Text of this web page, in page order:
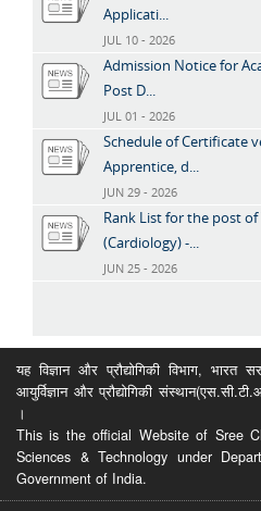
Applicati...
JUL 10 - 2026
Admission Notice for
Post D...
JUL 01 - 2026
Schedule of Certificate
Apprentice, d...
JUN 29 - 2026
Rank List for the post
(Cardiology) -...
JUN 25 - 2026
यह विज्ञान और प्रौद्योगिकी विभाग,
आयुर्विज्ञान और प्रौद्योगिकी
।
This is the official Website of Sree
Sciences & Technology under
Government of India.